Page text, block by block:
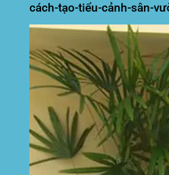
cách-tạo-tiểu-cảnh-sân-